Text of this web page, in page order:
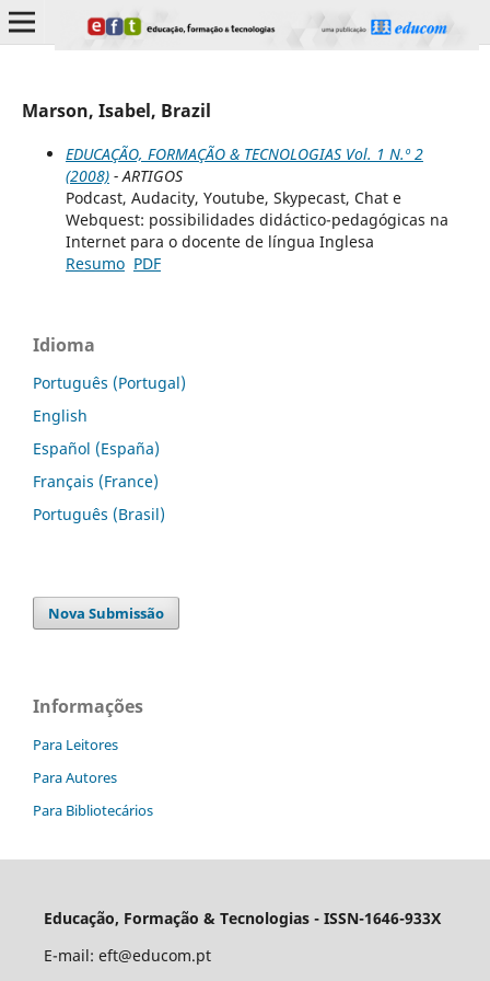
Marson, Isabel, Brazil
EDUCAÇÃO, FORMAÇÃO & TECNOLOGIAS Vol. 1 N.º 2
(2008)- ARTIGOS
Podcast, Audacity, Youtube, Skypecast, Chat e
Webquest: possibilidades didáctico-pedagógicas na
Internet para o docente de língua Inglesa
Resumo PDF
Idioma
Português (Portugal)
English
Español (España)
Français (France)
Português (Brasil)
Nova Submissão
Informações
Para Leitores
Para Autores
Para Bibliotecários
Educação, Formação & Tecnologias - ISSN-1646-933X
E-mail: eft@educom.pt